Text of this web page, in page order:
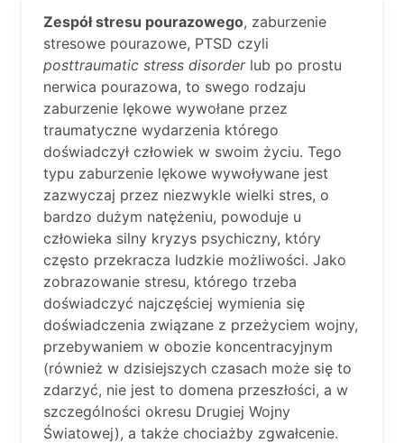
Zespół stresu pourazowego, zaburzenie
stresowe pourazowe, PTSD czyli
posttraumatic stress disorderlub po prostu
nerwica pourazowa, to swego rodzaju
zaburzenie lękowe wywołane przez
traumatyczne wydarzenia którego
doświadczył człowiek w swoim życiu. Tego
typu zaburzenie lękowe wywoływane jest
zazwyczaj przez niezwykle wielki stres, o
bardzo dużym natężeniu, powoduje u
człowieka silny kryzys psychiczny, który
często przekracza ludzkie możliwości. Jako
zobrazowanie stresu, którego trzeba
doświadczyć najczęściej wymienia się
doświadczenia związane z przeżyciem wojny,
przebywaniem w obozie koncentracyjnym
(również w dzisiejszych czasach może się to
zdarzyć, nie jest to domena przeszłości, a w
szczególności okresu Drugiej Wojny
Światowej), a także chociażby zgwałcenie.